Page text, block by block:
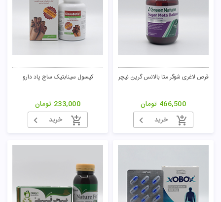
قرص لاغری شوگر متا بالانس گرین نیچر
466,500 تومان
خرید
کپسول سینابتیک ساج پاد دارو
233,000 تومان
خرید